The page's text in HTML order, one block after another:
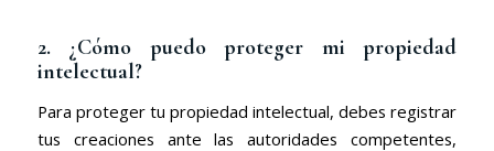
2. ¿Cómo puedo proteger mi propiedad
intelectual?
Para proteger tu propiedad intelectual, debes registrar
tus creaciones ante las autoridades competentes,